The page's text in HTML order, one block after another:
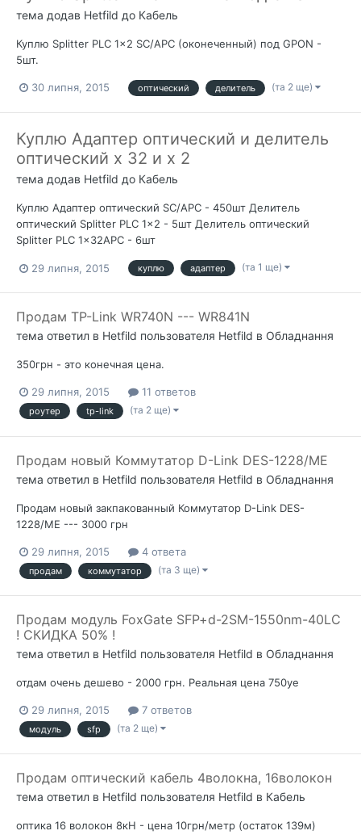
тема додав Hetfild до Кабель
Куплю Splitter PLC 1x2 SC/APC (оконеченный) под GPON -
5шт.
30 липня, 2015 оптический делитель (та 2 ще)
Куплю Адаптер оптический и делитель
оптический х 32 и х 2
тема додав Hetfild до Кабель
Куплю Адаптер оптический SC/APC - 450шт Делитель
оптический Splitter PLC 1x2 - 5шт Делитель оптический
Splitter PLC 1x32APC - 6шт
29 липня, 2015 куплю адаптер (та 1 ще)
Продам TP-Link WR740N --- WR841N
тема ответил в Hetfild пользователя Hetfild в Обладнання
350грн - это конечная цена.
29 липня, 2015 11 ответов
роутер tp-link (та 2 ще)
Продам новый Коммутатор D-Link DES-1228/ME
тема ответил в Hetfild пользователя Hetfild в Обладнання
Продам новый закпакованный Коммутатор D-Link DES-
1228/ME --- 3000 грн
29 липня, 2015 4 ответа
продам коммутатор (та 3 ще)
Продам модуль FoxGate SFP+d-2SM-1550nm-40LC
! СКИДКА 50% !
тема ответил в Hetfild пользователя Hetfild в Обладнання
отдам очень дешево - 2000 грн. Реальная цена 750уе
29 липня, 2015 7 ответов
модуль sfp (та 2 ще)
Продам оптический кабель 4волокна, 16волокон
тема ответил в Hetfild пользователя Hetfild в Кабель
оптика 16 волокон 8кН - цена 10грн/метр (остаток 139м)